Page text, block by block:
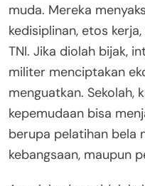
muda. Mereka
kedisiplinan, etos
TNI. Jika diolah bijak,
militer menciptakan
menguatkan. Sekolah,
kepemudaan bisa
berupa pelatihan bela
kebangsaan, maupun